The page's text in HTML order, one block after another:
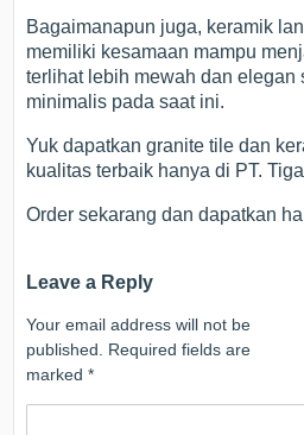
Bagaimanapun juga, keramik
memiliki kesamaan mampu
terlihat lebih mewah dan elegan
minimalis pada saat ini.
Yuk dapatkan granite tile dan
kualitas terbaik hanya di PT.
Order sekarang dan dapatkan
Leave a Reply
Your email address will not be
published.
Required fields are
marked*